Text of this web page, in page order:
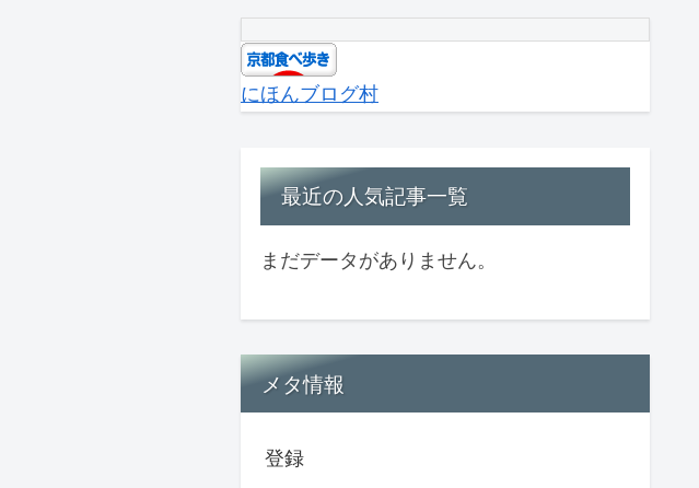
にほんブログ村
最近の人気記事一覧
まだデータがありません。
メタ情報
登録